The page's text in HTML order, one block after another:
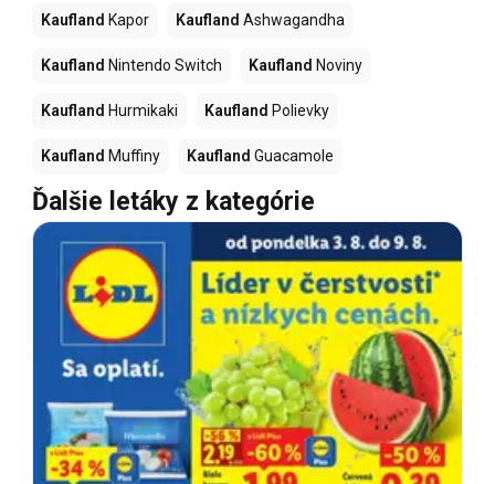
Kaufland Kapor Kaufland Ashwagandha
Kaufland Nintendo Switch Kaufland Noviny
Kaufland Hurmikaki Kaufland Polievky
Kaufland Muffiny Kaufland Guacamole
Ďalšie letáky z kategórie